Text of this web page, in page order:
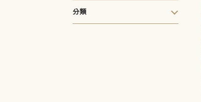
分類